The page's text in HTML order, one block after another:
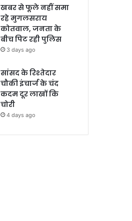
खबर से फूले नहीं समा
रहे मुगलसराय
कोतवाल, जनता के
बीच पिट रही पुलिस
3 days ago
सांसद के रिश्तेदार
चौकी इंचार्ज के चंद
कदम दूर लाखों कि
चोरी
4 days ago